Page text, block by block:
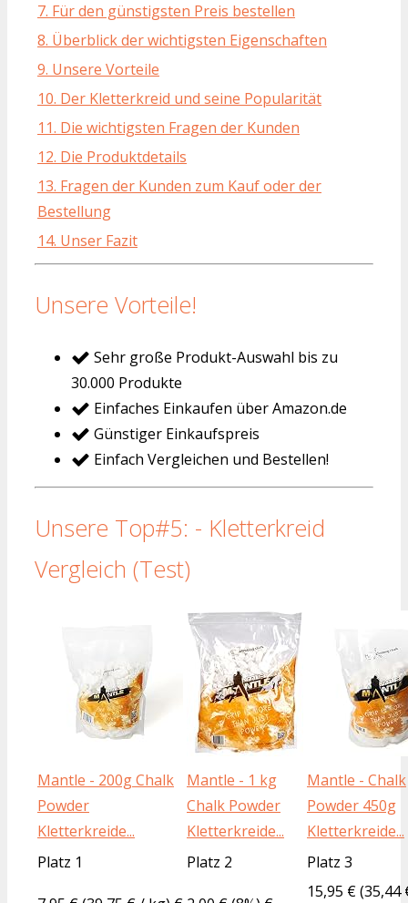
7. Für den günstigsten Preis bestellen
8. Überblick der wichtigsten Eigenschaften
9. Unsere Vorteile
10. Der Kletterkreid und seine Popularität
11. Die wichtigsten Fragen der Kunden
12. Die Produktdetails
13. Fragen der Kunden zum Kauf oder der
Bestellung
14. Unser Fazit
Unsere Vorteile!
Sehr große Produkt-Auswahl bis zu
30.000 Produkte
Einfaches Einkaufen über Amazon.de
Günstiger Einkaufspreis
Einfach Vergleichen und Bestellen!
Unsere Top#5: - Kletterkreid
Vergleich (Test)
Mantle - 200g Chalk
Powder
Kletterkreide...
Mantle - 1 kg
Chalk Powder
Kletterkreide...
Mantle - Chalk
Powder 450g
Kletterkreide...
Platz 1
Platz 2 Platz 3
15,95 € (35,44